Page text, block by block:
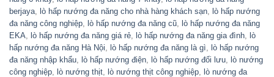
berjaya lò hấp nướng đa năng cho nhà hàng khách sạn lò hấp nướng
đa năng công nghiệp lò hấp nướng đa năng cũ lò hấp nướng đa năng
EKA lò hấp nướng đa năng giá rẻ lò hấp nướng đa năng gia đình lò
hấp nướng đa năng Hà Nội lò hấp nướng đa năng là gì lò hấp nướng
đa năng nhập khẩu lò hấp nướng điện lò hấp nướng đối lưu lò nướng
công nghiệp lò nướng thịt lò nướng thịt công nghiệp lò nướng đa